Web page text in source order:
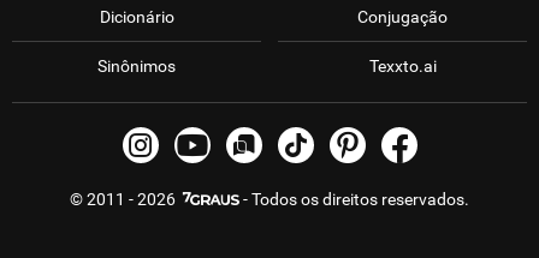
Dicionário
Sinônimos
Conjugação
Texxto.ai
© 2011 - 2026 - Todos os direitos reservados.